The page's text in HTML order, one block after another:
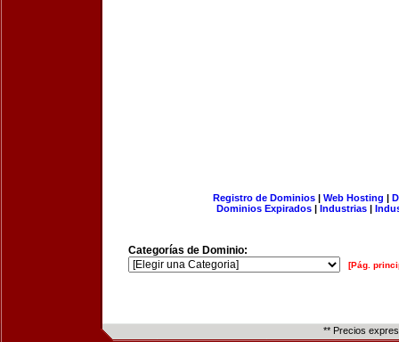
Registro de Dominios| Web Hosting |
Dominios Expirados | Industrias |
Categorías de Dominio:
[Pág.
** Precios